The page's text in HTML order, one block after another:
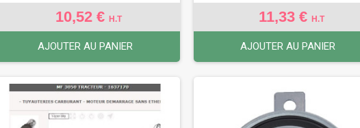
10,52 € H.T
AJOUTER AU PANIER
11,33 € H.T
AJOUTER AU PANIER